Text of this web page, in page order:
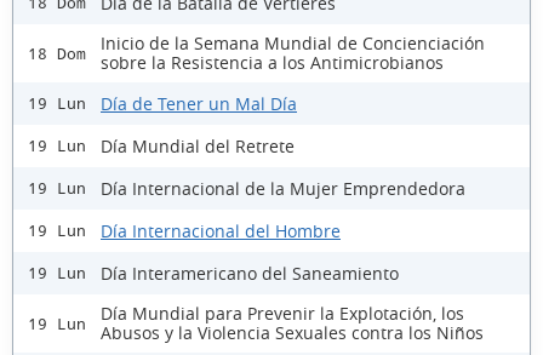
18 Dom
Inicio de la Semana Mundial de Concienciación
sobre la Resistencia a los Antimicrobianos
19 Lun Día de Tener un Mal Día
19 Lun Día Mundial del Retrete
19 Lun Día Internacional de la Mujer Emprendedora
19 Lun Día Internacional del Hombre
19 Lun Día Interamericano del Saneamiento
19 Lun
Día Mundial para Prevenir la Explotación, los
Abusos y la Violencia Sexuales contra los Niños